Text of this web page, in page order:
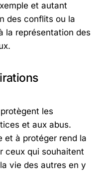
et autant
des conflits ou la
la représentation des
les
et aux abus.
et à protéger rend la
ceux qui souhaitent
vie des autres en y